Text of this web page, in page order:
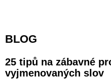
BLOG
25 tipů na zábavné
vyjmenovaných slov